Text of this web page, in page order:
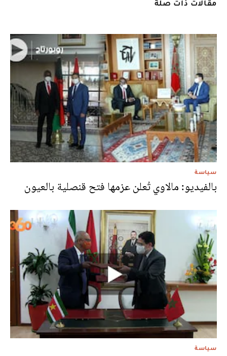
مقالات ذات صلة
سياسة
بالفيديو: مالاوي تُعلن عزمها فتح قنصلية بالعيون
سياسة